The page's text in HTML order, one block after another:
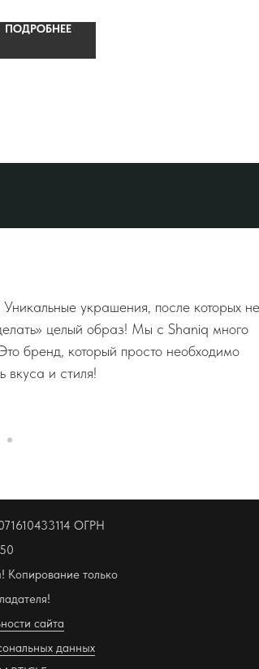
ПОДРОБНЕЕ
украшения, после которых не
целый образ! Мы с Shaniq много
бренд, который просто необходимо
вкуса и стиля!
ОГРН
только
сайта
данных